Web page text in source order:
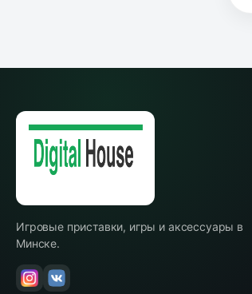
Игровые приставки, игры и аксессуары в
Минске.